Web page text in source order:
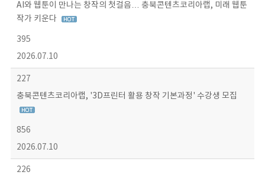
AI와 웹툰이 만나는 창작의 첫걸음… 충북콘텐츠코리아랩, 미래 웹툰
작가 키운다
395
2026.07.10
227
충북콘텐츠코리아랩, '3D프린터 활용 창작 기본과정' 수강생 모집
856
2026.07.10
226